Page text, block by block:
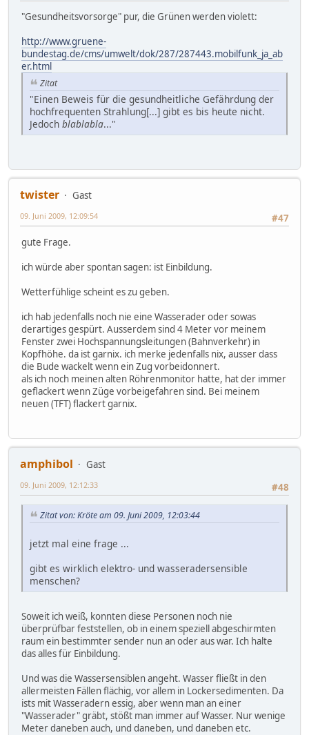
"Gesundheitsvorsorge" pur, die Grünen werden violett:
http://www.gruene-
bundestag.de/cms/umwelt/dok/287/287443.mobilfunk_ja_ab
er.html
Zitat
"Einen Beweis für die gesundheitliche Gefährdung der
hochfrequenten Strahlung[...] gibt es bis heute nicht.
Jedoch blablabla..."
twister
Gast
#47
09. Juni 2009, 12:09:54
gute Frage.
ich würde aber spontan sagen: ist Einbildung.
Wetterfühlige scheint es zu geben.
ich hab jedenfalls noch nie eine Wasserader oder sowas
derartiges gespürt. Ausserdem sind 4 Meter vor meinem
Fenster zwei Hochspannungsleitungen (Bahnverkehr) in
Kopfhöhe. da ist garnix. ich merke jedenfalls nix, ausser dass
die Bude wackelt wenn ein Zug vorbeidonnert.
als ich noch meinen alten Röhrenmonitor hatte, hat der immer
geflackert wenn Züge vorbeigefahren sind. Bei meinem
neuen (TFT) flackert garnix.
amphibol
Gast
#48
09. Juni 2009, 12:12:33
Zitat von: Kröte am 09. Juni 2009, 12:03:44
jetzt mal eine frage ...
gibt es wirklich elektro- und wasseradersensible
menschen?
Soweit ich weiß, konnten diese Personen noch nie
überprüfbar feststellen, ob in einem speziell abgeschirmten
raum ein bestimmter sender nun an oder aus war. Ich halte
das alles für Einbildung.
Und was die Wassersensiblen angeht. Wasser fließt in den
allermeisten Fällen flächig, vor allem in Lockersedimenten. Da
ists mit Wasseradern essig, aber wenn man an einer
"Wasserader" gräbt, stößt man immer auf Wasser. Nur wenige
Meter daneben auch, und daneben, und daneben etc.